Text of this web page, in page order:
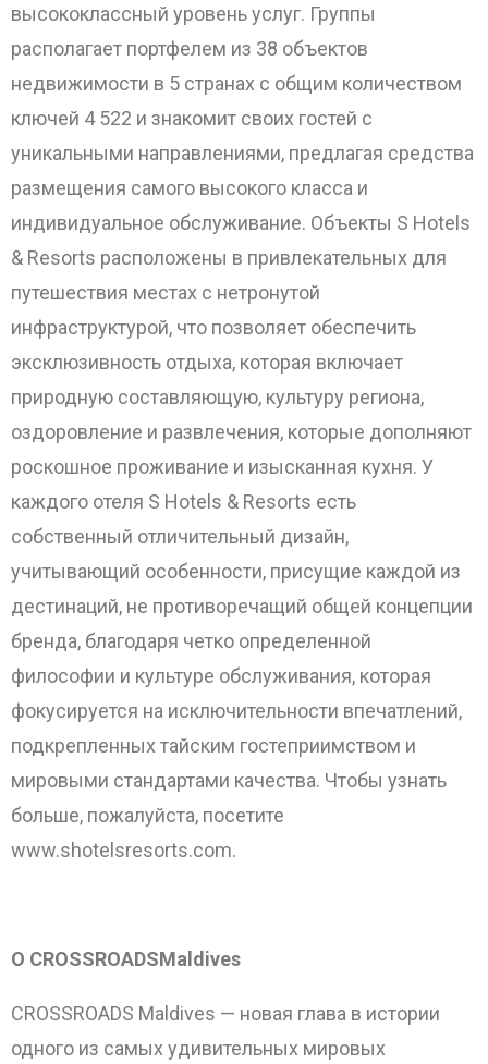
высококлассный уровень услуг. Группы
располагает портфелем из 38 объектов
недвижимости в 5 странах с общим количеством
ключей 4 522 и знакомит своих гостей с
уникальными направлениями, предлагая средства
размещения самого высокого класса и
индивидуальное обслуживание. Объекты S Hotels
& Resorts расположены в привлекательных для
путешествия местах с нетронутой
инфраструктурой, что позволяет обеспечить
эксклюзивность отдыха, которая включает
природную составляющую, культуру региона,
оздоровление и развлечения, которые дополняют
роскошное проживание и изысканная кухня. У
каждого отеля S Hotels & Resorts есть
собственный отличительный дизайн,
учитывающий особенности, присущие каждой из
дестинаций, не противоречащий общей концепции
бренда, благодаря четко определенной
философии и культуре обслуживания, которая
фокусируется на исключительности впечатлений,
подкрепленных тайским гостеприимством и
мировыми стандартами качества. Чтобы узнать
больше, пожалуйста, посетите
www.shotelsresorts.com.
О CROSSROADSMaldives
CROSSROADS Maldives — новая глава в истории
одного из самых удивительных мировых